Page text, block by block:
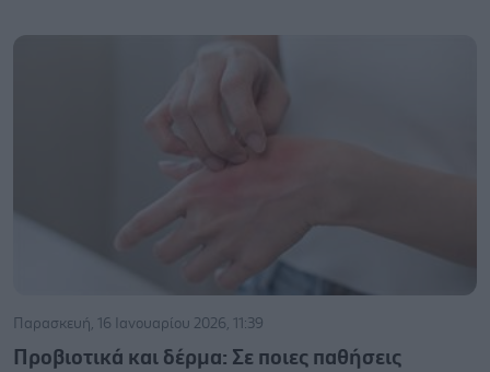
Παρασκευή, 16 Ιανουαρίου 2026, 11:39
Προβιοτικά και δέρμα: Σε ποιες παθήσεις